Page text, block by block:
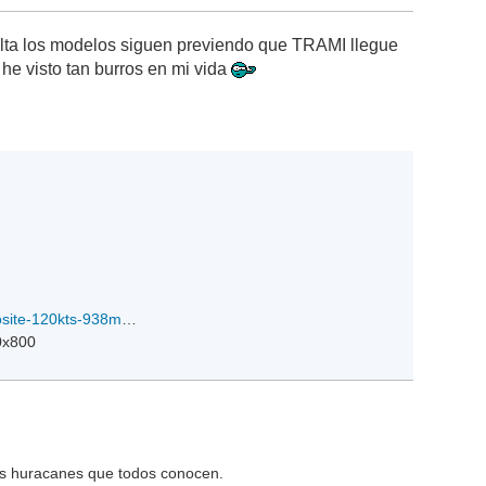
los modelos siguen previendo que TRAMI llegue
visto tan burros en mi vida
que todos conocen.